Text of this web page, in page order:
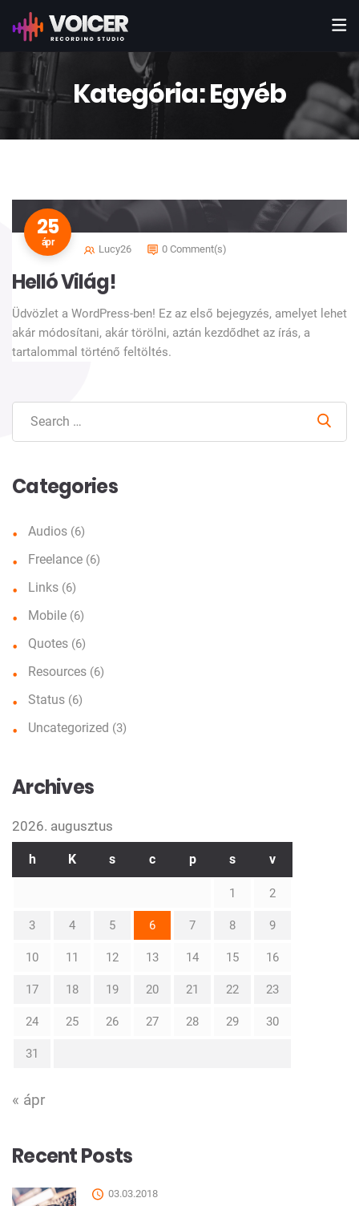
Kategória:Egyéb
25
ápr
Lucy26 0 Comment(s)
Helló Világ!
Üdvözlet a WordPress-ben! Ez az első bejegyzés, amelyet lehet
akár módosítani, akár törölni, aztán kezdődhet az írás, a
tartalommal történő feltöltés.
Categories
Audios (6)
Freelance (6)
Links (6)
Mobile (6)
Quotes (6)
Resources (6)
Status (6)
Uncategorized (3)
Archives
2026. augusztus
h K s c p s v
1 2
3 4 5 6 7 8 9
10 11 12 13 14 15 16
17 18 19 20 21 22 23
24 25 26 27 28 29 30
31
« ápr
Recent Posts
03.03.2018